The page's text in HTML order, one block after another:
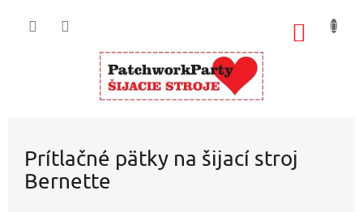
Prítlačné pätky na šijací stroj
Bernette